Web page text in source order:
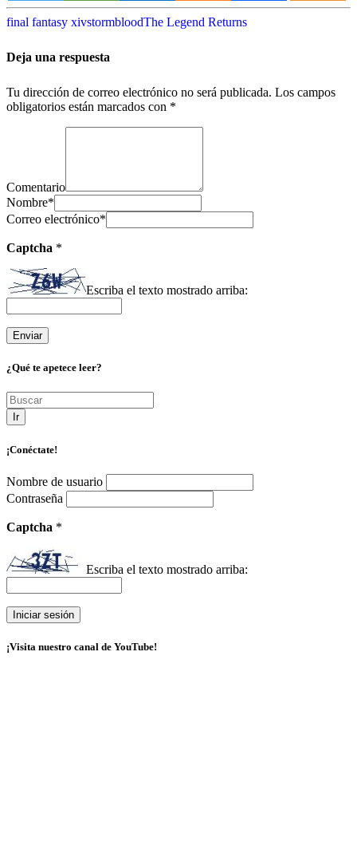
final fantasy xivstormbloodThe Legend Returns
Deja una respuesta
Tu dirección de correo electrónico no será publicada. Los campos
obligatorios están marcados con *
Comentario
Nombre*
Correo electrónico*
Captcha *
Escriba el texto mostrado arriba:
¿Qué te apetece leer?
Ir
¡Conéctate!
Nombre de usuario
Contraseña
Captcha *
Escriba el texto mostrado arriba:
¡Visita nuestro canal de YouTube!